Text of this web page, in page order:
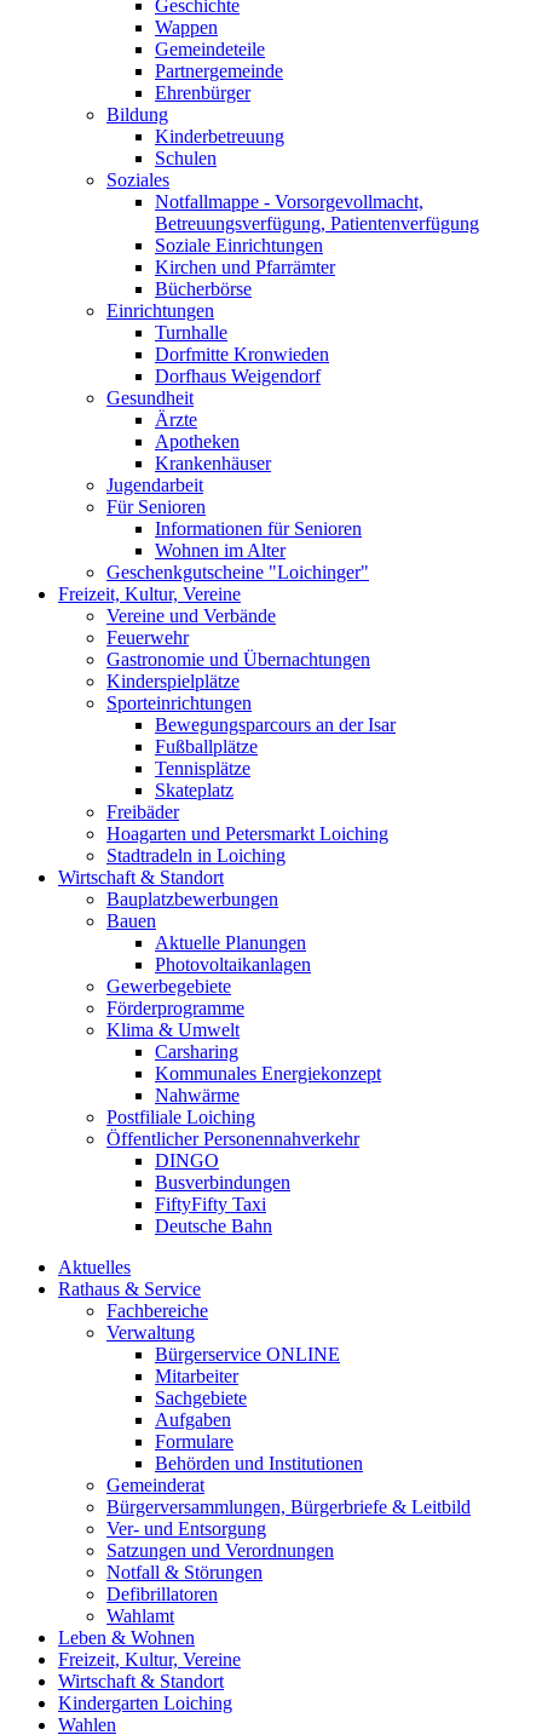
Geschichte
Wappen
Gemeindeteile
Partnergemeinde
Ehrenbürger
Bildung
Kinderbetreuung
Schulen
Soziales
Notfallmappe - Vorsorgevollmacht,
Betreuungsverfügung, Patientenverfügung
Soziale Einrichtungen
Kirchen und Pfarrämter
Bücherbörse
Einrichtungen
Turnhalle
Dorfmitte Kronwieden
Dorfhaus Weigendorf
Gesundheit
Ärzte
Apotheken
Krankenhäuser
Jugendarbeit
Für Senioren
Informationen für Senioren
Wohnen im Alter
Geschenkgutscheine "Loichinger"
Freizeit, Kultur, Vereine
Vereine und Verbände
Feuerwehr
Gastronomie und Übernachtungen
Kinderspielplätze
Sporteinrichtungen
Bewegungsparcours an der Isar
Fußballplätze
Tennisplätze
Skateplatz
Freibäder
Hoagarten und Petersmarkt Loiching
Stadtradeln in Loiching
Wirtschaft & Standort
Bauplatzbewerbungen
Bauen
Aktuelle Planungen
Photovoltaikanlagen
Gewerbegebiete
Förderprogramme
Klima & Umwelt
Carsharing
Kommunales Energiekonzept
Nahwärme
Postfiliale Loiching
Öffentlicher Personennahverkehr
DINGO
Busverbindungen
FiftyFifty Taxi
Deutsche Bahn
Aktuelles
Rathaus & Service
Fachbereiche
Verwaltung
Bürgerservice ONLINE
Mitarbeiter
Sachgebiete
Aufgaben
Formulare
Behörden und Institutionen
Gemeinderat
Bürgerversammlungen, Bürgerbriefe & Leitbild
Ver- und Entsorgung
Satzungen und Verordnungen
Notfall & Störungen
Defibrillatoren
Wahlamt
Leben & Wohnen
Freizeit, Kultur, Vereine
Wirtschaft & Standort
Kindergarten Loiching
Wahlen